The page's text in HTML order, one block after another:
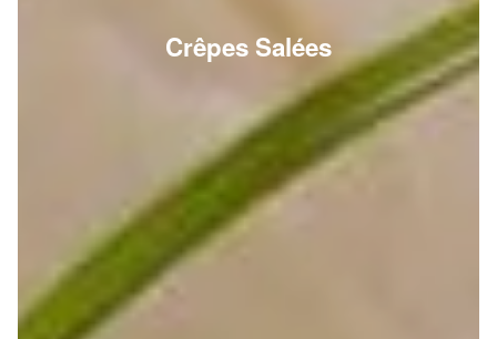
Crêpes Salées